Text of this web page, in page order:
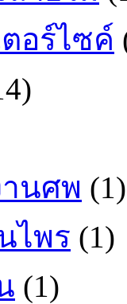
อร์ไซค์
นศพ (1)
ไพร (1)
(1)